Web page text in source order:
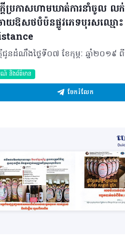
តីប្រកាសហាមឃាត់ការនាំចូល លក់
ាយឱសថបំប៉នផ្លូវភេទបុរសឈ្មោះ
រណ៍ និងព័ត៌មាន
ចែករំលែក